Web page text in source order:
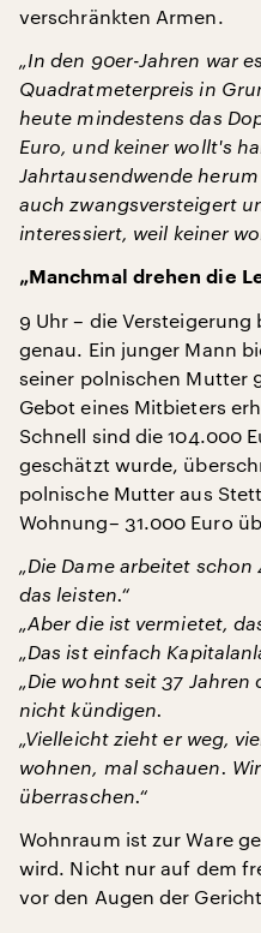
verschränkten Armen.
„In den 90er-Jahren war
Quadratmeterpreis in
heute mindestens das
Euro, und keiner wollt's
Jahrtausendwende
auch zwangsversteigert
interessiert, weil keiner
„Manchmal drehen die
9 Uhr – die
genau. Ein junger Mann
seiner polnischen Mutter
Gebot eines Mitbieters
Schnell sind die 104.000
geschätzt wurde,
polnische Mutter aus
Wohnung– 31.000 Euro
„Die Dame arbeitet
das leisten.“
„Aber die ist vermietet,
„Das ist einfach
„Die wohnt seit 37
nicht kündigen.
„Vielleicht zieht er weg,
wohnen, mal schauen.
überraschen.“
Wohnraum ist zur Ware
wird. Nicht nur auf dem
vor den Augen der